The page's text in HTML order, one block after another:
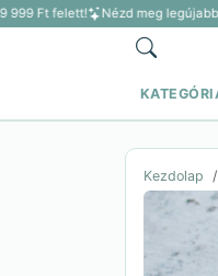
Ft felett! Nézd meg legújabb
Kezdolap